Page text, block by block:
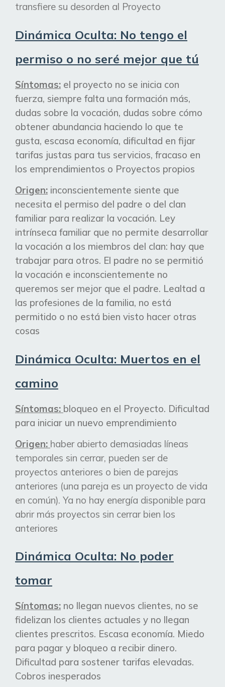
transfiere su desorden al Proyecto
Dinámica Oculta: No tengo el
permiso o no seré mejor que tú
Síntomas: el proyecto no se inicia con
fuerza, siempre falta una formación más,
dudas sobre la vocación, dudas sobre cómo
obtener abundancia haciendo lo que te
gusta, escasa economía, dificultad en fijar
tarifas justas para tus servicios, fracaso en
los emprendimientos o Proyectos propios
Origen: inconscientemente siente que
necesita el permiso del padre o del clan
familiar para realizar la vocación. Ley
intrínseca familiar que no permite desarrollar
la vocación a los miembros del clan: hay que
trabajar para otros. El padre no se permitió
la vocación e inconscientemente no
queremos ser mejor que el padre. Lealtad a
las profesiones de la familia, no está
permitido o no está bien visto hacer otras
cosas
Dinámica Oculta: Muertos en el
camino
Síntomas: bloqueo en el Proyecto. Dificultad
para iniciar un nuevo emprendimiento
Origen: haber abierto demasiadas líneas
temporales sin cerrar, pueden ser de
proyectos anteriores o bien de parejas
anteriores (una pareja es un proyecto de vida
en común). Ya no hay energía disponible para
abrir más proyectos sin cerrar bien los
anteriores
Dinámica Oculta: No poder
tomar
Síntomas: no llegan nuevos clientes, no se
fidelizan los clientes actuales y no llegan
clientes prescritos. Escasa economía. Miedo
para pagar y bloqueo a recibir dinero.
Dificultad para sostener tarifas elevadas.
Cobros inesperados